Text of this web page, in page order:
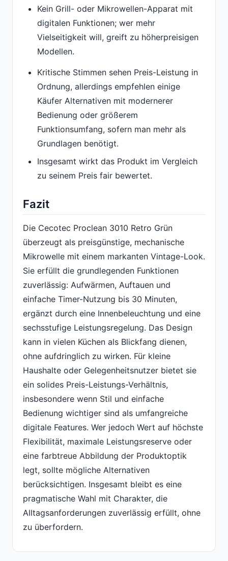
Kein Grill- oder Mikrowellen-Apparat mit
digitalen Funktionen; wer mehr
Vielseitigkeit will, greift zu höherpreisigen
Modellen.
Kritische Stimmen sehen Preis-Leistung in
Ordnung, allerdings empfehlen einige
Käufer Alternativen mit modernerer
Bedienung oder größerem
Funktionsumfang, sofern man mehr als
Grundlagen benötigt.
Insgesamt wirkt das Produkt im Vergleich
zu seinem Preis fair bewertet.
Fazit
Die Cecotec Proclean 3010 Retro Grün
überzeugt als preisgünstige, mechanische
Mikrowelle mit einem markanten Vintage-Look.
Sie erfüllt die grundlegenden Funktionen
zuverlässig: Aufwärmen, Auftauen und
einfache Timer-Nutzung bis 30 Minuten,
ergänzt durch eine Innenbeleuchtung und eine
sechsstufige Leistungsregelung. Das Design
kann in vielen Küchen als Blickfang dienen,
ohne aufdringlich zu wirken. Für kleine
Haushalte oder Gelegenheitsnutzer bietet sie
ein solides Preis-Leistungs-Verhältnis,
insbesondere wenn Stil und einfache
Bedienung wichtiger sind als umfangreiche
digitale Features. Wer jedoch Wert auf höchste
Flexibilität, maximale Leistungsreserve oder
eine farbtreue Abbildung der Produktoptik
legt, sollte mögliche Alternativen
berücksichtigen. Insgesamt bleibt es eine
pragmatische Wahl mit Charakter, die
Alltagsanforderungen zuverlässig erfüllt, ohne
zu überfordern.